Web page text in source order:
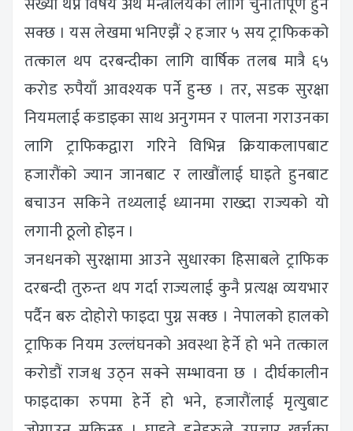
सक्छ । यस लेखमा भनिएझैं २ हजार ५ सय ट्राफिकको
तत्काल थप दरबन्दीका लागि वार्षिक तलब मात्रै ६५
करोड रुपैयाँ आवश्यक पर्ने हुन्छ । तर, सडक सुरक्षा
नियमलाई कडाइका साथ अनुगमन र पालना गराउनका
लागि ट्राफिकद्वारा गरिने विभिन्न क्रियाकलापबाट
हजारौंको ज्यान जानबाट र लाखौंलाई घाइते हुनबाट
बचाउन सकिने तथ्यलाई ध्यानमा राख्दा राज्यको यो
लगानी ठूलो होइन ।
जनधनको सुरक्षामा आउने सुधारका हिसाबले ट्राफिक
दरबन्दी तुरुन्त थप गर्दा राज्यलाई कुनै प्रत्यक्ष व्ययभार
पर्दैन बरु दोहोरो फाइदा पुग्न सक्छ । नेपालको हालको
ट्राफिक नियम उल्लंघनको अवस्था हेर्ने हो भने तत्काल
करोडौं राजश्व उठ्न सक्ने सम्भावना छ । दीर्घकालीन
फाइदाका रुपमा हेर्ने हो भने, हजारौंलाई मृत्युबाट